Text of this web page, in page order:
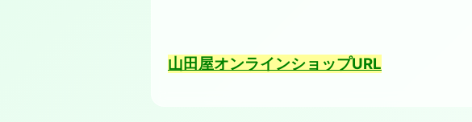
山田屋オンラインショップURL